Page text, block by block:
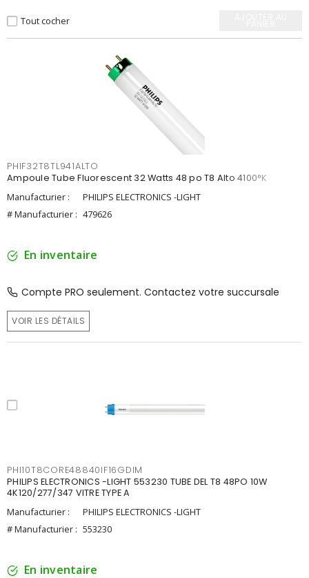
Tout cocher
PHIF32T8TL941ALTO
Ampoule Tube Fluorescent 32 Watts 48 po T8 Alto 4100°K
Manufacturier :
PHILIPS ELECTRONICS -LIGHT
# Manufacturier : 479626
En inventaire
Compte PRO seulement. Contactez votre succursale
VOIR LES DÉTAILS
PHI10T8CORE48840IF16GDIM
PHILIPS ELECTRONICS -LIGHT 553230 TUBE DEL T8 48PO 10W
4K120/277/347 VITRE TYPE A
Manufacturier :
PHILIPS ELECTRONICS -LIGHT
# Manufacturier : 553230
En inventaire